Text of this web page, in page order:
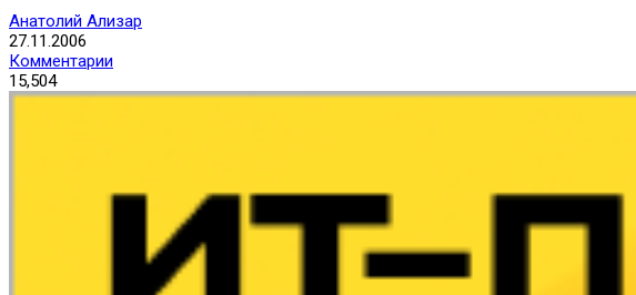
Анатолий Ализар
27.11.2006
Комментарии
15,504